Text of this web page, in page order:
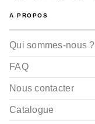
A PROPOS
Qui sommes-nous ?
FAQ
Nous contacter
Catalogue